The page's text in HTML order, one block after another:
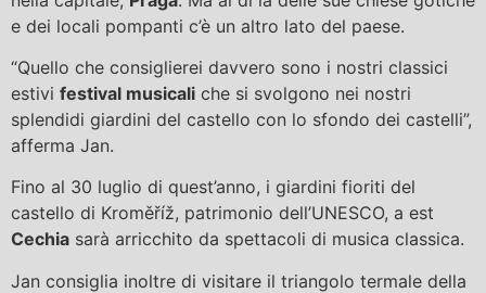
e dei locali pompanti c’è un altro lato del paese.
“Quello che consiglierei davvero sono i nostri classici
estivi festival musicali che si svolgono nei nostri
splendidi giardini del castello con lo sfondo dei castelli”,
afferma Jan.
Fino al 30 luglio di quest’anno, i giardini fioriti del
castello di Kroměříž, patrimonio dell’UNESCO, a est
Cechia sarà arricchito da spettacoli di musica classica.
Jan consiglia inoltre di visitare il triangolo termale della